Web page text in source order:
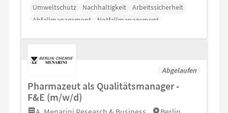
Umweltschutz
Nachhaltigkeit
Arbeitssicherheit
Abfallmanagement
Notfallmanagement
Abgelaufen
Pharmazeut als Qualitätsmanager -
F&E (m/w/d)